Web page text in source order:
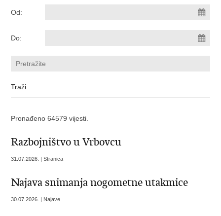
Od:
Do:
Pronađeno 64579 vijesti.
​Razbojništvo u Vrbovcu
31.07.2026. | Stranica
Najava snimanja nogometne utakmice
30.07.2026. | Najave